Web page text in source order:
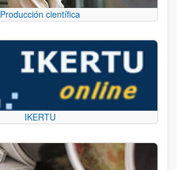
Producción científica
IKERTU